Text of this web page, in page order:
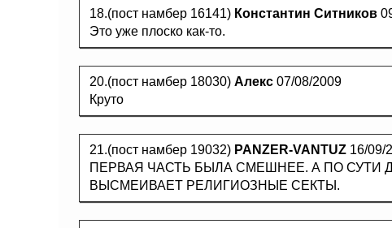
18.(пост намбер 16141) Константин Ситников
Это уже плоско как-то.
20.(пост намбер 18030) Алекс 07/08/2009
Круто
21.(пост намбер 19032) PANZER-VANTUZ 16/09/
ПЕРВАЯ ЧАСТЬ БЫЛА СМЕШНЕЕ. А ПО СУТИ
ВЫСМЕИВАЕТ РЕЛИГИОЗНЫЕ СЕКТЫ.